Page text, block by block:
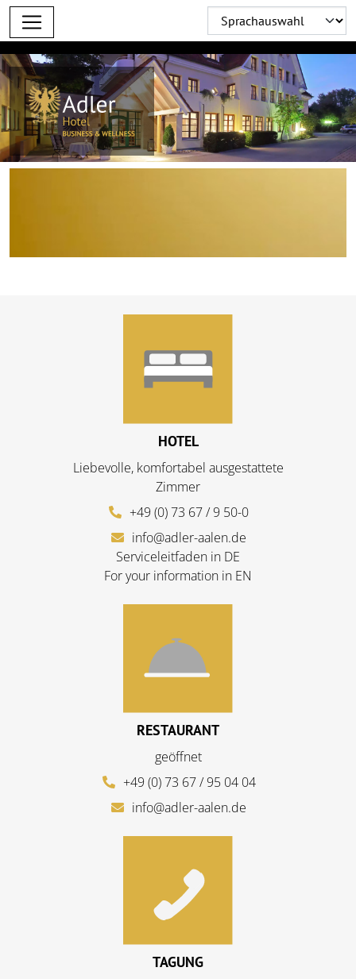
HOTEL
Liebevolle, komfortabel ausgestattete
Zimmer
+49 (0) 73 67 / 9 50-0
info@adler-aalen.de
Serviceleitfaden in DE
For your information in EN
RESTAURANT
geöffnet
+49 (0) 73 67 / 95 04 04
info@adler-aalen.de
TAGUNG